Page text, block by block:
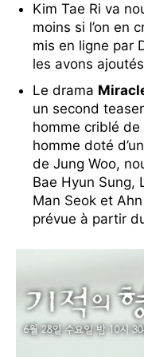
Kim Tae Ri va
moins si l’on en
mis en ligne par
les avons
Le drama
un second
homme criblé
homme doté
de Jung Woo,
Bae Hyun Sung,
Man Seok et
prévue à partir